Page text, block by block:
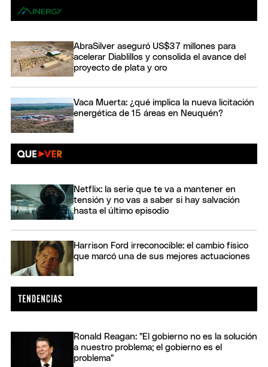
AbraSilver aseguró US$37 millones para
acelerar Diablillos y consolida el avance del
proyecto de plata y oro
Vaca Muerta: ¿qué implica la nueva licitación
energética de 15 áreas en Neuquén?
Netflix: la serie que te va a mantener en
tensión y no vas a saber si hay salvación
hasta el último episodio
Harrison Ford irreconocible: el cambio físico
que marcó una de sus mejores actuaciones
Ronald Reagan: "El gobierno no es la solución
a nuestro problema; el gobierno es el
problema"